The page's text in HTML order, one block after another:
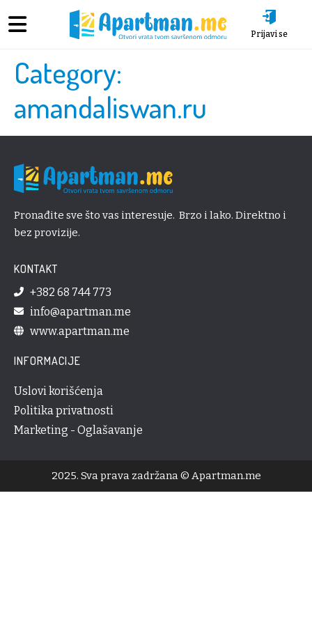
Prijavi se
Category:
amandaliswan.ru
Pronađite sve što vas interesuje. Brzo i lako. Direktno i
bez provizije.
KONTAKT
+382 68 744 773
info@apartman.me
www.apartman.me
INFORMACIJE
Uslovi korišćenja
Politika privatnosti
Marketing - Oglašavanje
2025. Sva prava zadržana © Apartman.me